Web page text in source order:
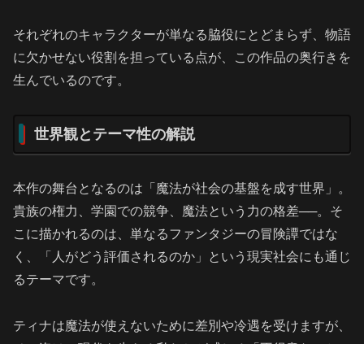
それぞれのキャラクターが単なる脇役にとどまらず、物語
に欠かせない役割を担っている点が、この作品の奥行きを
生んでいるのです。
世界観とテーマ性の解説
本作の舞台となるのは「魔法が社会の基盤を成す世界」。
貴族の権力、学園での競争、魔法という力の格差──。そ
こに描かれるのは、単なるファンタジーの冒険譚ではな
く、「人がどう評価されるのか」という現実社会にも通じ
るテーマです。
ティナは魔法が使えないために差別や冷遇を受けますが、